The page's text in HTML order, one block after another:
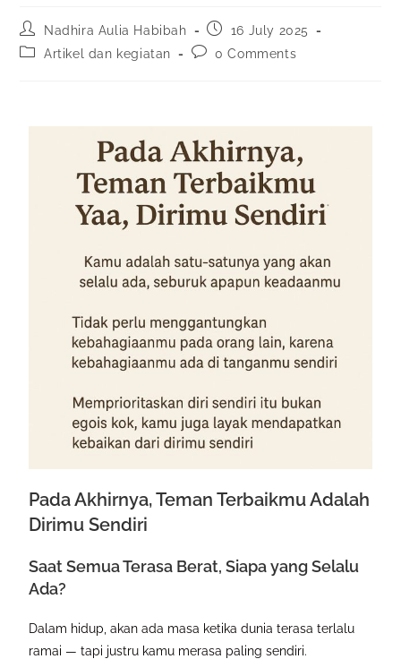
Nadhira Aulia Habibah
16 July 2025
Artikel dan kegiatan
0 Comments
Pada Akhirnya, Teman Terbaikmu Adalah
Dirimu Sendiri
Saat Semua Terasa Berat, Siapa yang Selalu
Ada?
Dalam hidup, akan ada masa ketika dunia terasa terlalu
ramai — tapi justru kamu merasa paling sendiri.